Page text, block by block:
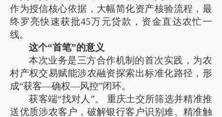
作为授信核心依据，大幅简化资产核验流程，最
终罗亮快速获批45万元贷款，资金直达农忙一
线。
这个“首笔”的意义
本次业务是三方合作机制的首次实践，为农
村产权交易赋能涉农融资探索出标准化路径，形
成“获客—确权—风控”闭环。
获客端“找对人”。 重庆土交所筛选并精准推
送优质涉农客户，破解银行客户识别难、精准触